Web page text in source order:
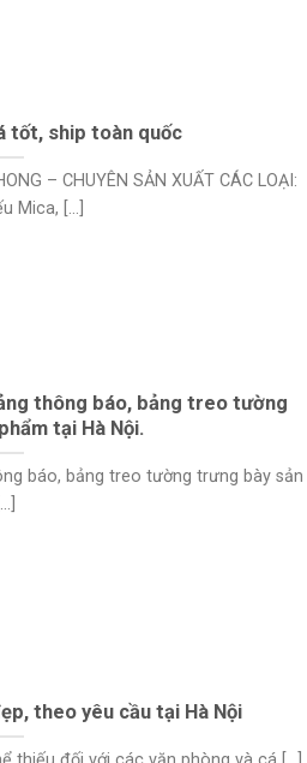
tốt, ship toàn quốc
– CHUYÊN SẢN XUẤT CÁC LOẠI:
Mica, [...]
thông báo, bảng treo tường
tại Hà Nội.
báo, bảng treo tường trưng bày sản
[...]
theo yêu cầu tại Hà Nội